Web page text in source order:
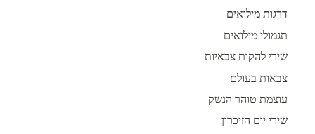
דרגות מילואים
תגמולי מילואים
שירי להקות צבאיות
צבאות בעולם
עוצמת טוהר הנשק
שירי יום הזיכרון